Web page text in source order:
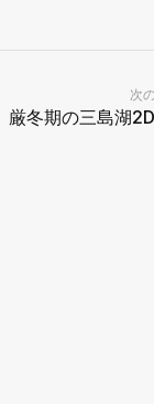
次
厳冬期の三島湖